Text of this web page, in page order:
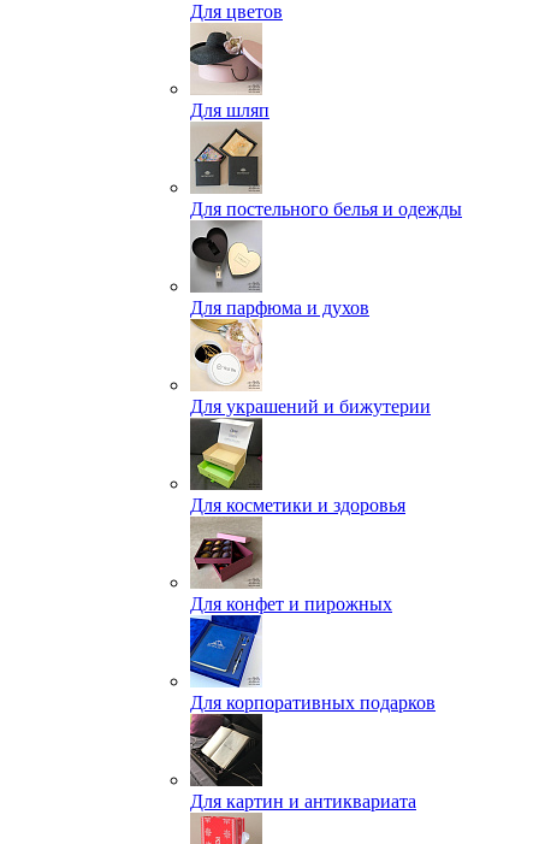
Для цветов
Для шляп
Для постельного белья и одежды
Для парфюма и духов
Для украшений и бижутерии
Для косметики и здоровья
Для конфет и пирожных
Для корпоративных подарков
Для картин и антиквариата